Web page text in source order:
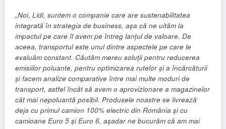
„Noi, Lidl, suntem o companie care are sustenabilitatea
integrată în strategia de business, așa că ne uităm la
impactul pe care îl avem pe întreg lanțul de valoare. De
aceea, transportul este unul dintre aspectele pe care le
evaluăm constant. Căutăm mereu soluții pentru reducerea
emisiilor poluante, pentru optimizarea rutelor și a încărcăturii
și facem analize comparative între mai multe moduri de
transport, astfel încât să avem o aprovizionare a magazinelor
cât mai nepoluantă posibil. Produsele noastre se livrează
deja cu primul camion 100% electric din România și cu
camioane Euro 5 și Euro 6, așadar ne bucurăm că am mai